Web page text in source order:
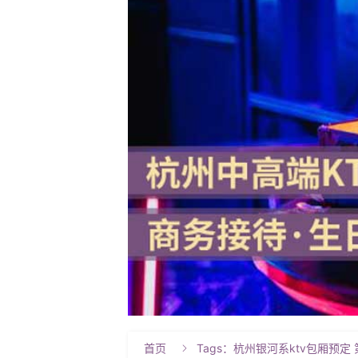
首页  Tags：杭州银河系ktv包厢预定